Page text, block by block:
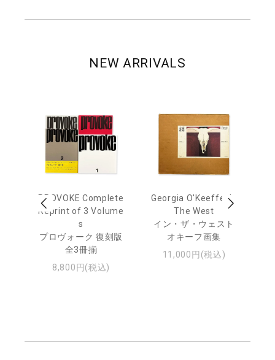
NEW ARRIVALS
PROVOKE Complete
Reprint of 3 Volume
s
プロヴォーク 復刻版
全3冊揃
8,800円(税込)
Georgia O'Keeffe: In
The West
イン・ザ・ウェスト
オキーフ画集
11,000円(税込)